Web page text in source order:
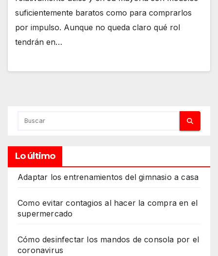
suficientemente baratos como para comprarlos
por impulso. Aunque no queda claro qué rol
tendrán en…
Lo último
Adaptar los entrenamientos del gimnasio a casa
Como evitar contagios al hacer la compra en el
supermercado
Cómo desinfectar los mandos de consola por el
coronavirus